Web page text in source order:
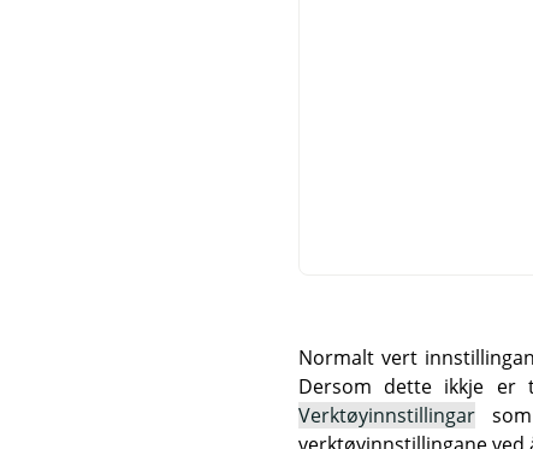
Normalt vert
Dersom dette ikkje er
Verktøyinnstillingar